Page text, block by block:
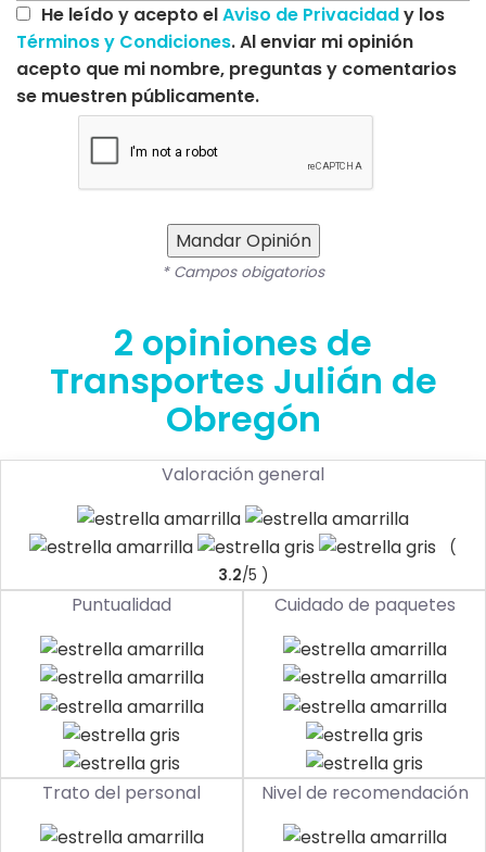
He leído y acepto elAviso de Privacidady los
Términos y Condiciones. Al enviar mi opinión
acepto que mi nombre, preguntas y comentarios
se muestren públicamente.
Mandar Opinión
* Campos obigatorios
2 opiniones de
Transportes Julián de
Obregón
Valoración general
(
3.2/5 )
Puntualidad Cuidado de paquetes
Trato del personal Nivel de recomendación